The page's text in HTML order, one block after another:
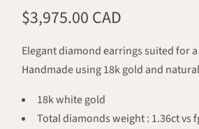
$3,975.00 CAD
Elegant diamond earrings suited for
Handmade using 18k gold and
18k white gold
Total diamonds weight : 1.36ct vs